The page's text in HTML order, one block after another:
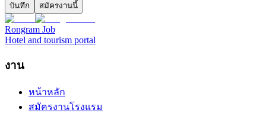
บันทึก
สมัครงานนี้
Rongram Job
Hotel and tourism portal
งาน
หน้าหลัก
สมัครงานโรงแรม